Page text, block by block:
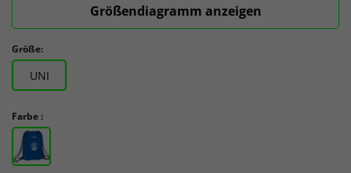
Größendiagramm anzeigen
Größe:
UNI
Farbe :